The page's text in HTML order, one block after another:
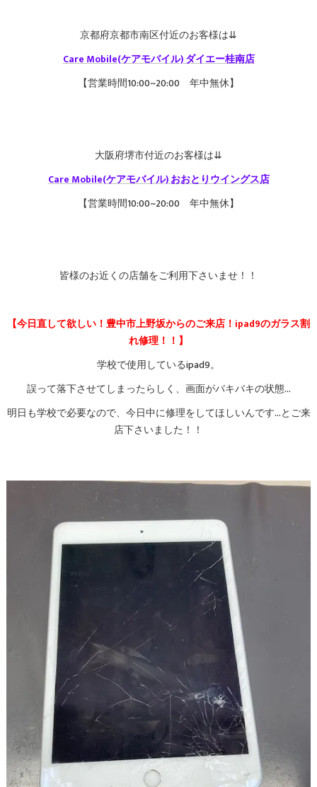
京都府京都市南区付近のお客様は⇊
Care Mobile(ケアモバイル) ダイエー桂南店
【営業時間10:00~20:00 年中無休】
大阪府堺市付近のお客様は⇊
Care Mobile(ケアモバイル) おおとりウイングス店
【営業時間10:00~20:00 年中無休】
皆様のお近くの店舗をご利用下さいませ！！
【今日直して欲しい！豊中市上野坂からのご来店！ipad9のガラス割
れ修理！！】
学校で使用しているipad9。
誤って落下させてしまったらしく、画面がバキバキの状態…
明日も学校で必要なので、今日中に修理をしてほしいんです…とご来
店下さいました！！